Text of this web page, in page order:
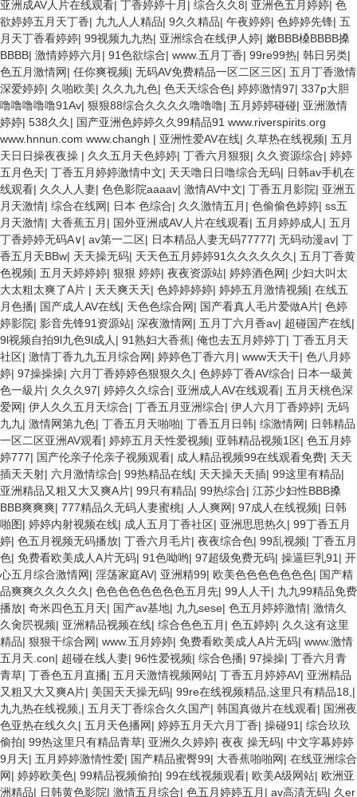
亚洲成AV人片在线观看| 丁香婷婷十月 | 综合久久8| 亚洲色五月婷婷| 色
欲婷婷五月天丁香| 九九人人精品| 9久久精品| 午夜婷婷| 色婷婷先锋| 五
月天丁香看婷婷| 99视频九九热| 亚洲综合在线伊人婷| 嫩BBB槡BBBB搡
BBBB| 激情婷婷六月 | 91色欲综合| www.五月丁香| 99re99热| 韩日另类|
色五月激情网| 任你爽视频| 无码AV免费精品一区二区三区| 五月丁香激情
深爱婷婷| 久啪欧美| 久久九九色| 色天天综合色| 婷婷激情97| 337p大胆
噜噜噜噜噜91Av| 狠狠88综合久久久久噜噜噜| 五月婷婷碰碰| 亚洲激情
婷婷| 538久久 | 国产亚洲色婷婷久久99精品91 www.riverspirits.org
www.hnnun.com www.changh | 亚洲性爱AV在线| 久草热在线视频| 五月
天日日操夜夜操 | 久久五月天色婷婷| 丁香六月狠狠| 久久资源综合| 婷婷
五月色天| 丁香五月婷婷激情中文| 天天噜日日噜综合无码| 日韩av手机在
线观看| 久久人人妻| 色色影院aaaav| 激情AV中文| 丁香五月影院| 亚洲五
月天激情| 综合在线网| 日本 色综合| 久久激情五月 | 色偷偷色婷婷| ss五
月天激情| 大香蕉五月 | 国外亚洲成AV人片在线观看| 五月婷婷成人 | 五月
丁香婷婷无码A∨| av第一二区| 日本精品人妻无码77777| 无码动漫av| 丁
香五月天BBw| 天天操无码| 天天色五月婷婷91久久久久久久 | 五月丁香黄
色视频| 五月天婷婷婷| 狠狠 婷婷| 夜夜资源站| 婷婷酒色网| 少妇大叫太
大太粗太爽了A片 | 天天爽天天| 色婷婷婷婷| 婷婷五月激情视频| 在线五
月色播| 国产成人AV在线| 天色色综合网| 国产看真人毛片爱做A片| 色婷
婷影院| 影音先锋91资源站| 深夜激情网| 五月丁六月香av| 超碰国产在线|
9l视频自拍9l九色9l成人 | 91熟妇大香蕉| 俺也去五月婷婷丁| 丁香五月天
社区| 激情丁香九九五月综合网| 婷婷色丁香六月 | www天天干| 色八月婷
婷| 97操操操| 六月丁香婷婷色狠狠久久 | 色婷婷丁香AV综合| 日本一級黃
色一級片| 久久久97| 婷婷久久综合| 亚洲成人AV在线观看| 五月天桃色深
爱网| 伊人久久五月天综合| 丁香五月亚洲综合| 伊人六月丁香婷婷| 无码
九九| 激情网第九色| 丁香五月天啪啪| 丁香五月日韩| 综激情网| 日韩精品
一区二区亚洲AV观看| 婷婷五月天性爱视频| 亚韩精品视频1区| 色五月婷
婷777| 国产伦亲子伦亲子视频观看| 成人精品视频99在线观看免费| 天天
插天天射| 六月激情综合| 99热精品在线| 天天操天天插| 99这里有精品|
亚洲精品又粗又大又爽A片| 99只有精品| 99热综合| 江苏少妇性BBB搡
BBB爽爽爽| 777精品久无码人妻蜜桃| 人人爽网| 97成人在线视频| 日韩
啪图| 婷婷内射视频在线| 成人五月丁香社区| 亚洲思思热久 | 99丁香五月
婷| 色五月视频无码播放| 丁香六月毛片| 夜夜综合色| 99乱视频| 丁香五月
色| 免费看欧美成人A片无码| 91色呦哟| 97超级免费无码| 操逼巨乳91 | 开
心五月综合激情网| 淫荡家庭AV| 亚洲精99| 欧美色色色色色色色| 国产精
品爽爽久久久久久 | 色色色色色色色色五月先| 99人人干| 九九99精品免费
播放| 奇米四色五月天| 国产av基地| 九九sese| 色五月婷婷激情| 激情久
久肏屄视频| 亚洲精品视频在线| 综合色色五月 | 色五婷婷| 久久这有这里
精品| 狠狠干综合网| www.五月婷婷| 免费看欧美成人A片无码| www.激情
五月天.con| 超碰在线人妻| 96性爱视频| 综合色播| 97操操| 丁香六月青
青草| 丁香色五月直播| 五月天激情视频网站| 丁香五月婷婷AV| 亚洲精品
又粗又大又爽A片| 美国天天操无码| 99re在线视频精品,这里只有精品18, |
九九热在线视频, | 五月天丁香综合久久国产| 韩国真做片在线观看| 国洲夜
色亚热在线久久 | 五月天色播网| 婷婷五月天六月丁香| 操碰91 | 综合玖玖
偷拍| 99热这里只有精品青草| 亚洲久久婷婷| 夜夜 操无码| 中文字幕婷婷
9月天| 五月婷婷激情性爱| 国产精品蜜臀99| 大香蕉啪啪网| 在线亚洲综合
网| 婷婷欧美色| 99精品视频偷拍| 99在线视频观看| 欧美A级网站| 欧洲亚
洲精品| 日韩黄色影院| 激情五月综合| 色五月婷婷五月 | av高清无码| 久er